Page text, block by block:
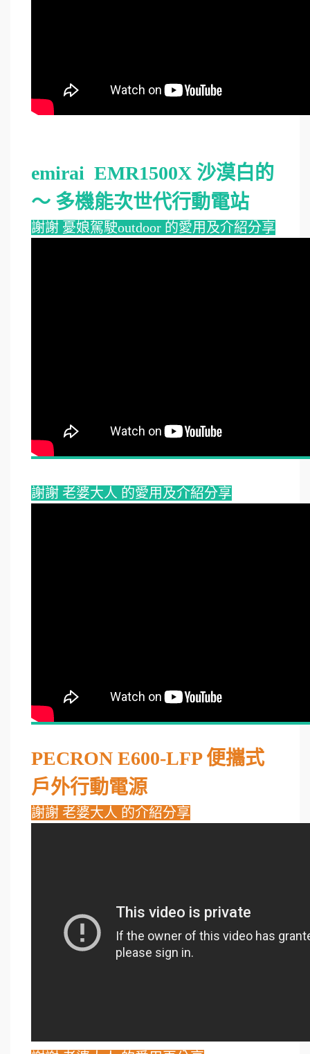
emirai EMR1500X 沙漠白的
～ 多機能次世代行動電站
謝謝 憂娘駕駛outdoor 的愛用及介紹分享
謝謝 老婆大人 的愛用及介紹分享
PECRON E600-LFP 便攜式
戶外行動電源
謝謝 老婆大人 的介紹分享